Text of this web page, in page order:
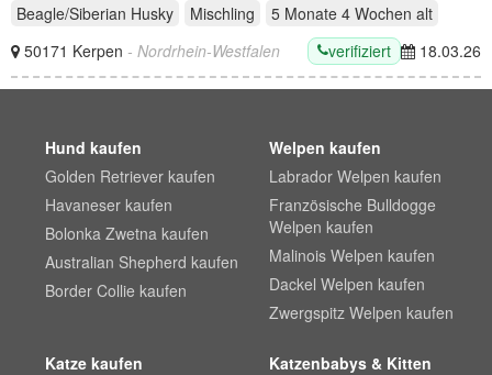
Beagle/Siberian Husky Mischling 5 Monate 4 Wochen alt
50171 Kerpen - Nordrhein-Westfalen verifiziert 18.03.26
Hund kaufen
Golden Retriever kaufen
Havaneser kaufen
Bolonka Zwetna kaufen
Australian Shepherd kaufen
Border Collie kaufen
Welpen kaufen
Labrador Welpen kaufen
Französische Bulldogge
Welpen kaufen
Malinois Welpen kaufen
Dackel Welpen kaufen
Zwergspitz Welpen kaufen
Katze kaufen
Katzenbabys & Kitten